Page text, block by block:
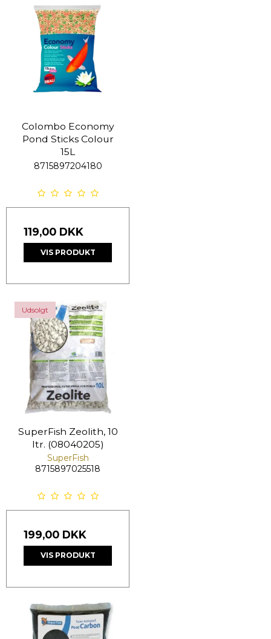
Colombo Economy
Pond Sticks Colour
15L
8715897204180
119,00 DKK
VIS PRODUKT
Udsolgt
SuperFish Zeolith, 10
ltr. (08040205)
SuperFish
8715897025518
199,00 DKK
VIS PRODUKT